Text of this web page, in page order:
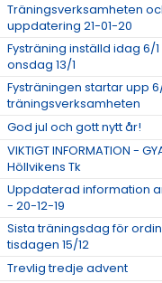
Träningsverksamheten
uppdatering 21-01-20
Fysträning inställd idag 6/
onsdag 13/1
Fysträningen startar upp
träningsverksamheten
God jul och gott nytt år!
VIKTIGT INFORMATION -
Höllvikens Tk
Uppdaterad information
- 20-12-19
Sista träningsdag för
tisdagen 15/12
Trevlig tredje advent